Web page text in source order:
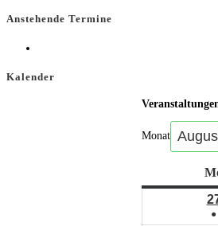
Anstehende Termine
Kalender
Monat
●